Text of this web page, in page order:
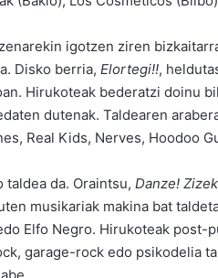
igotzen ziren
Disko berria, Elortegi!!,
Hirukoteak bederatzi doinu
dutenak. Taldearen
Real Kids, Nerves, Hoodoo
da. Oraintsu, Danze!
musikariak makina bat
Elfo Negro. Hirukoteak post-
garage-rock edo psikodelia